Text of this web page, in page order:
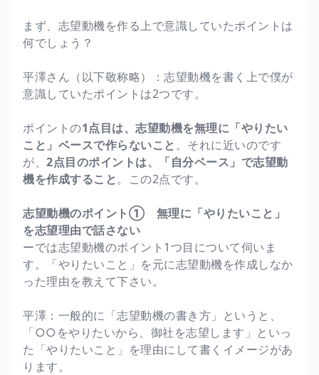
まず、志望動機を作る上で意識していたポイントは
何でしょう？
平澤さん（以下敬称略）：志望動機を書く上で僕が
意識していたポイントは2つです。
ポイントの1点目は、志望動機を無理に「やりたい
こと」ベースで作らないこと。それに近いのです
が、 2点目のポイントは、「自分ベース」で志望動
機を作成すること。この2点です。
志望動機のポイント① 無理に「やりたいこと」
を志望理由で話さない
ーでは志望動機のポイント1つ目について伺いま
す。「やりたいこと」を元に志望動機を作成しなか
った理由を教えて下さい。
平澤：一般的に「志望動機の書き方」というと、
「○○をやりたいから、御社を志望します」といっ
た「やりたいこと」を理由にして書くイメージがあ
ります。